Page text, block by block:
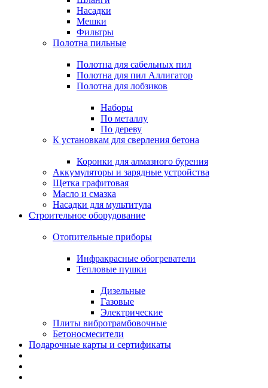
Насадки
Мешки
Фильтры
Полотна пильные
Полотна для сабельных пил
Полотна для пил Аллигатор
Полотна для лобзиков
Наборы
По металлу
По дереву
К установкам для сверления бетона
Коронки для алмазного бурения
Аккумуляторы и зарядные устройства
Щетка графитовая
Масло и смазка
Насадки для мультитула
Строительное оборудование
Отопительные приборы
Инфракрасные обогреватели
Тепловые пушки
Дизельные
Газовые
Электрические
Плиты вибротрамбовочные
Бетоносмесители
Подарочные карты и сертификаты